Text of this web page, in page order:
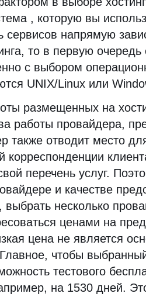
, которую вы
сервисов напрямую
то в первую очередь
с выбором
UNIX/Linux или
размещенных на
работы провайдера,
также отводит место
корреспонденции
перечень услуг.
и качестве
выбрать несколько
ценами на
цена не является
чтобы
тестового
на 1530 дней.